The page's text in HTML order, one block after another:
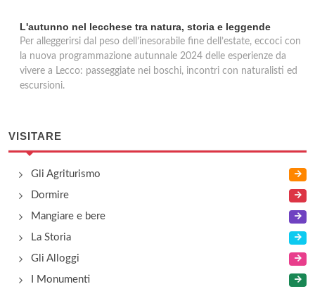
L'autunno nel lecchese tra natura, storia e leggende
Per alleggerirsi dal peso dell’inesorabile fine dell’estate, eccoci con
la nuova programmazione autunnale 2024 delle esperienze da
vivere a Lecco: passeggiate nei boschi, incontri con naturalisti ed
escursioni.
VISITARE
Gli Agriturismo
Dormire
Mangiare e bere
La Storia
Gli Alloggi
I Monumenti